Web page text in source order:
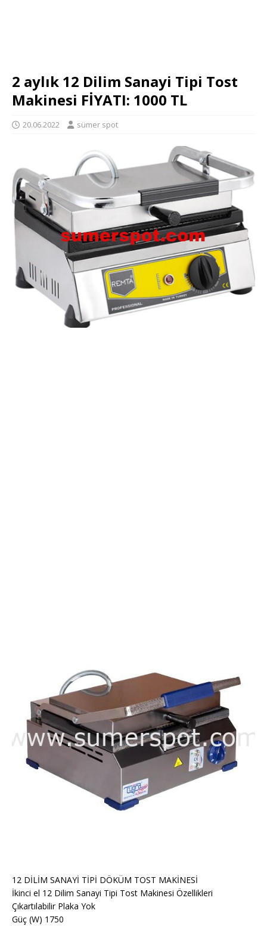
2 aylık 12 Dilim Sanayi Tipi Tost
Makinesi FİYATI: 1000 TL
20.06.2022 sümer spot
12 DİLİM SANAYİ TİPİ DÖKÜM TOST MAKİNESİ
İkinci el 12 Dilim Sanayi Tipi Tost Makinesi Özellikleri
Çıkartılabilir Plaka Yok
Güç (W) 1750